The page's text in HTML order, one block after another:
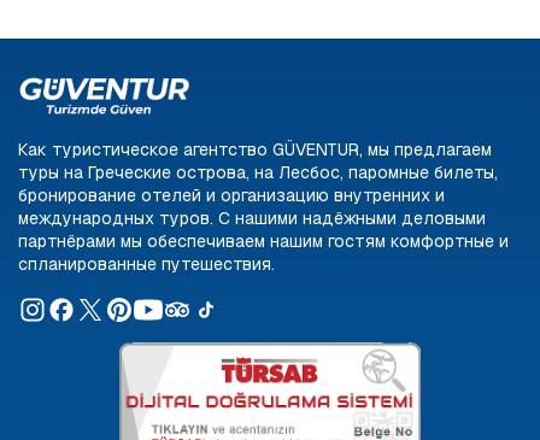
Как туристическое агентство GÜVENTUR, мы предлагаем
туры на Греческие острова, на Лесбос, паромные билеты,
бронирование отелей и организацию внутренних и
международных туров. С нашими надёжными деловыми
партнёрами мы обеспечиваем нашим гостям комфортные и
спланированные путешествия.